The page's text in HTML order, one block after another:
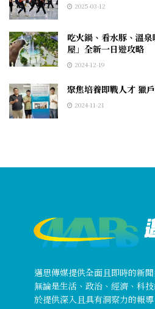
2025-03-12
吃火鍋、看水豚、溫
屋」全新一日遊攻略
2024-12-19
聚焦培養即戰人才 獵
2024-11-21
邁思傳媒提供全面且即時的新
無論是生活、政治、經濟、科
於提供深入且具有洞察力的報